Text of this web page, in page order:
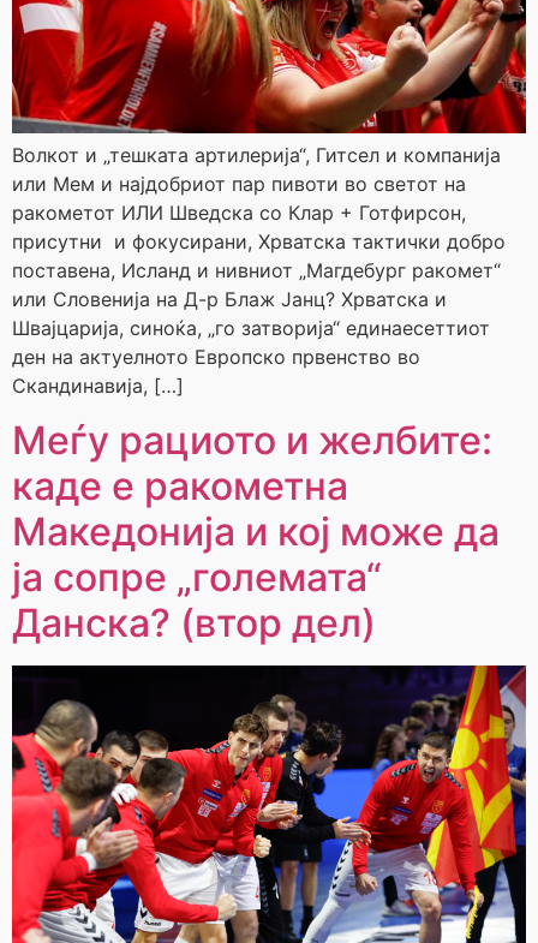
Волкот и „тешката артилерија“, Гитсел и компанија
или Мем и најдобриот пар пивоти во светот на
ракометот ИЛИ Шведска со Клар + Готфирсон,
присутни и фокусирани, Хрватска тактички добро
поставена, Исланд и нивниот „Магдебург ракомет“
или Словенија на Д-р Блаж Јанц? Хрватска и
Швајцарија, синоќа, „го затворија“ единаесеттиот
ден на актуелното Европско првенство во
Скандинавија, […]
Меѓу рациото и желбите:
каде е ракометна
Македонија и кој може да
ја сопре „големата“
Данска? (втор дел)